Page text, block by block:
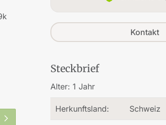
Kontakt
Steckbrief
Alter:1 Jahr
Herkunftsland: Schweiz